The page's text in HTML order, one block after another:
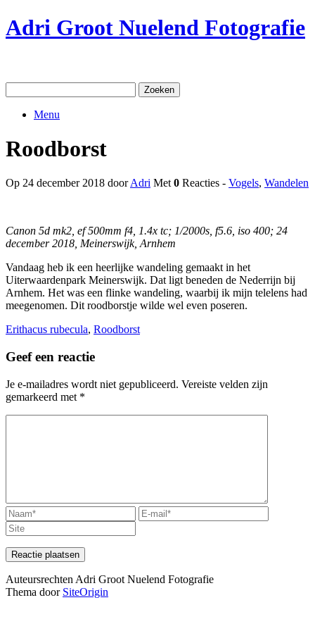
Ga
naar
Adri Groot Nuelend Fotografie
naar:
Menu
Roodborst
Op 24 december 2018 doorAdri Met0 Reacties - Vogels, Wandelen
Canon 5d mk2, ef 500mm f4, 1.4x tc; 1/2000s, f5.6, iso 400; 24
december 2018, Meinerswijk, Arnhem
Vandaag heb ik een heerlijke wandeling gemaakt in het
Uiterwaardenpark Meinerswijk. Dat ligt beneden de Nederrijn bij
Arnhem. Het was een flinke wandeling, waarbij ik mijn telelens had
meegenomen. Dit roodborstje wilde wel even poseren.
Erithacus rubecula, Roodborst
Geef een reactie
Je e-mailadres wordt niet gepubliceerd. Vereiste velden zijn
gemarkeerd met *
Auteursrechten Adri Groot Nuelend Fotografie
Thema door SiteOrigin